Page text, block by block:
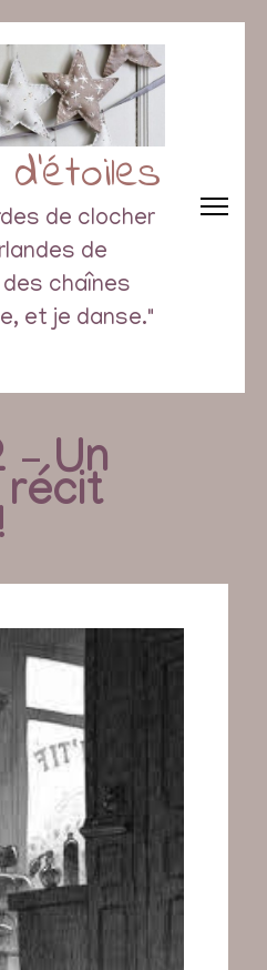
de clocher
de
chaînes
et je danse."
– Un
récit